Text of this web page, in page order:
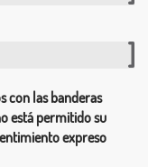
con las banderas
está permitido su
expreso